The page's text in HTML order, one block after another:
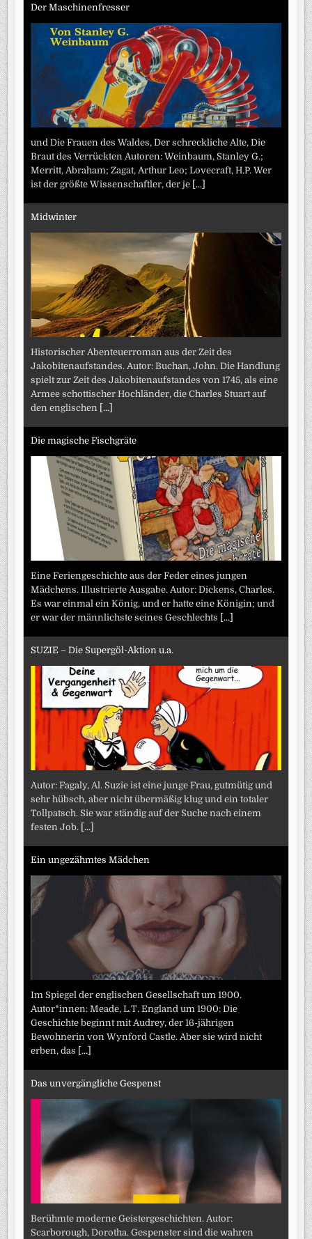
Der Maschinenfresser
und Die Frauen des Waldes, Der schreckliche Alte, Die
Braut des Verrückten Autoren: Weinbaum, Stanley G.;
Merritt, Abraham; Zagat, Arthur Leo; Lovecraft, H.P. Wer
ist der größte Wissenschaftler, der je [...]
Midwinter
Historischer Abenteuerroman aus der Zeit des
Jakobitenaufstandes. Autor: Buchan, John. Die Handlung
spielt zur Zeit des Jakobitenaufstandes von 1745, als eine
Armee schottischer Hochländer, die Charles Stuart auf
den englischen [...]
Die magische Fischgräte
Eine Feriengeschichte aus der Feder eines jungen
Mädchens. Illustrierte Ausgabe. Autor: Dickens, Charles.
Es war einmal ein König, und er hatte eine Königin; und
er war der männlichste seines Geschlechts [...]
SUZIE – Die Supergöl-Aktion u.a.
Autor: Fagaly, Al. Suzie ist eine junge Frau, gutmütig und
sehr hübsch, aber nicht übermäßig klug und ein totaler
Tollpatsch. Sie war ständig auf der Suche nach einem
festen Job. [...]
Ein ungezähmtes Mädchen
Im Spiegel der englischen Gesellschaft um 1900.
Autor*innen: Meade, L.T. England um 1900: Die
Geschichte beginnt mit Audrey, der 16-jährigen
Bewohnerin von Wynford Castle. Aber sie wird nicht
erben, das [...]
Das unvergängliche Gespenst
Berühmte moderne Geistergeschichten. Autor:
Scarborough, Dorotha. Gespenster sind die wahren